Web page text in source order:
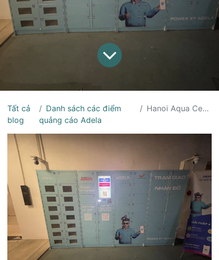
Tất cả
blog
Danh sách các điểm
quảng cáo Adela
Hanoi Aqua Central Hầm B1